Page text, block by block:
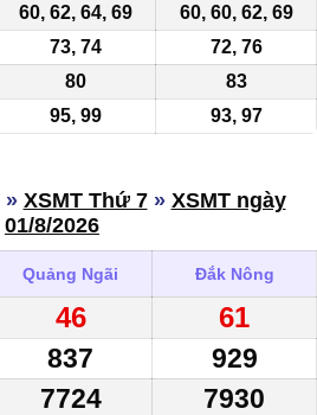
60, 62, 64, 69
60, 60, 62, 69
73, 74
72, 76
80
83
95, 99 93, 97
» XSMT Thứ 7» XSMT ngày
01/8/2026
Quảng Ngãi Đắk Nông
46 61
837 929
7724
7930